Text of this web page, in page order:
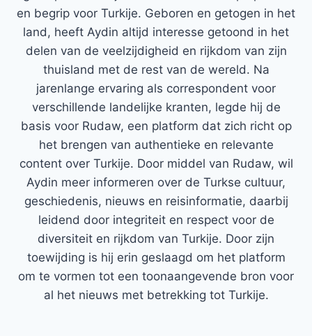
en begrip voor Turkije. Geboren en getogen in het
land, heeft Aydin altijd interesse getoond in het
delen van de veelzijdigheid en rijkdom van zijn
thuisland met de rest van de wereld. Na
jarenlange ervaring als correspondent voor
verschillende landelijke kranten, legde hij de
basis voor Rudaw, een platform dat zich richt op
het brengen van authentieke en relevante
content over Turkije. Door middel van Rudaw, wil
Aydin meer informeren over de Turkse cultuur,
geschiedenis, nieuws en reisinformatie, daarbij
leidend door integriteit en respect voor de
diversiteit en rijkdom van Turkije. Door zijn
toewijding is hij erin geslaagd om het platform
om te vormen tot een toonaangevende bron voor
al het nieuws met betrekking tot Turkije.